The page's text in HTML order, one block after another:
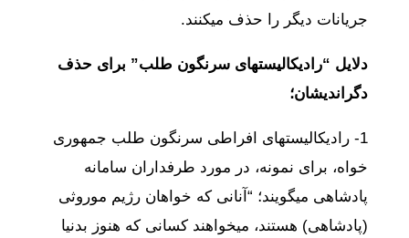
جریانات دیگر را حذف میکنند.
دلایل “رادیکالیستهای سرنگون طلب” برای حذف
دگراندیشان؛
1- رادیکالیستهای افراطی سرنگون طلب جمهوری
خواه، برای نمونه، در مورد طرفداران سامانه
پادشاهی میگویند؛ “آنانی که خواهان رژیم موروثی
(پادشاهی) هستند، میخواهند کسانی که هنوز بدنیا